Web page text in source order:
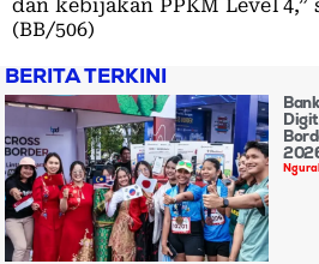
dan kebijakan PPKM Level 4,”
(BB/506)
BERITA TERKINI